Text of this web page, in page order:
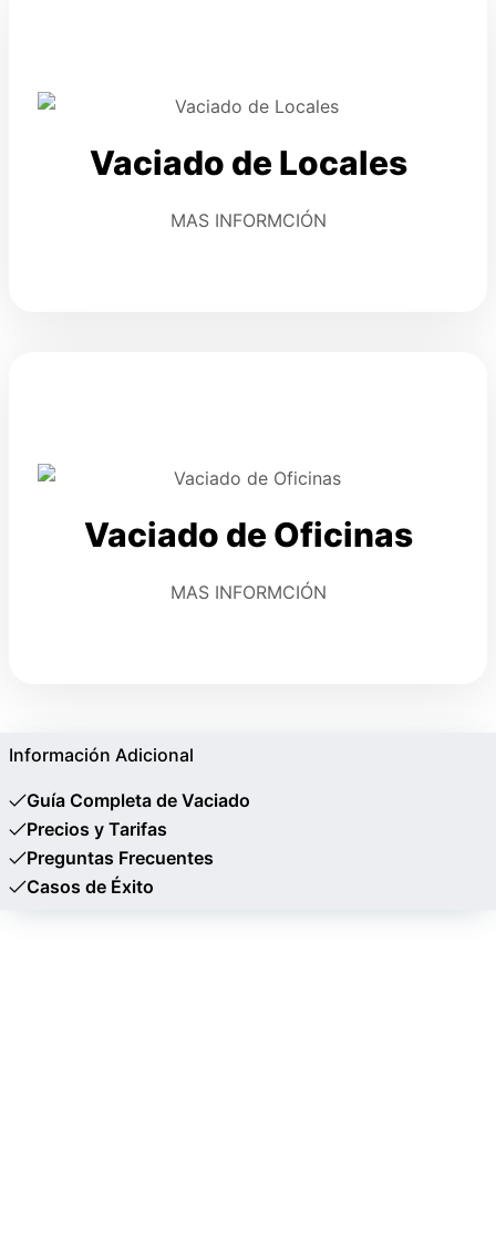
Vaciado de Locales
MAS INFORMCIÓN
Vaciado de Oficinas
MAS INFORMCIÓN
Información Adicional
Guía Completa de Vaciado
Precios y Tarifas
Preguntas Frecuentes
Casos de Éxito